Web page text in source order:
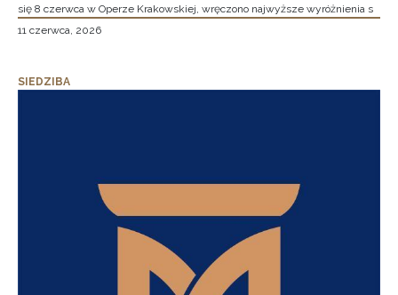
się 8 czerwca w Operze Krakowskiej, wręczono najwyższe wyróżnienia s
11 czerwca, 2026
SIEDZIBA